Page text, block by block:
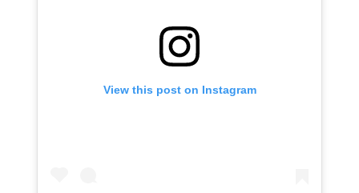
View this post on Instagram